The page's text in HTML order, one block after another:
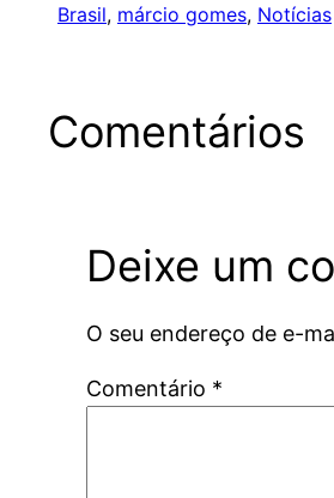
Brasil, márcio gomes, Notícias
Comentários
Deixe um
O seu endereço de e-
Comentário *